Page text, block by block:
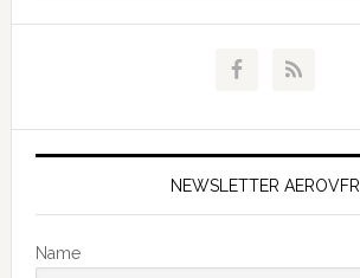
NEWSLETTER AEROVFR
Name